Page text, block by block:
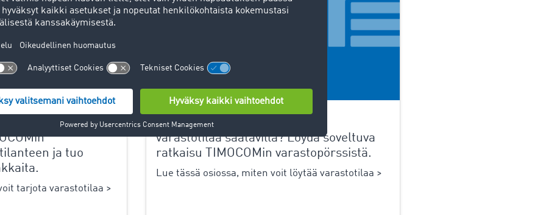
mutta liian vähän
ja tuo
tarjota varastotilaa >
Varaston tarve, muttei sopivaa
varastotilaa saatavilla? Löydä soveltuva
ratkaisu TIMOCOMin varastopörssistä.
Lue tässä osiossa, miten voit löytää varastotilaa >